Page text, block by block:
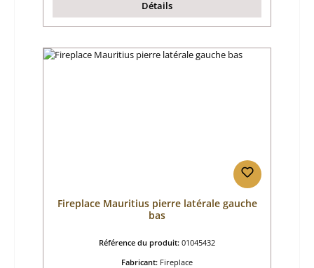
Détails
Fireplace Mauritius pierre latérale gauche
bas
Référence du produit: 01045432
Fabricant: Fireplace